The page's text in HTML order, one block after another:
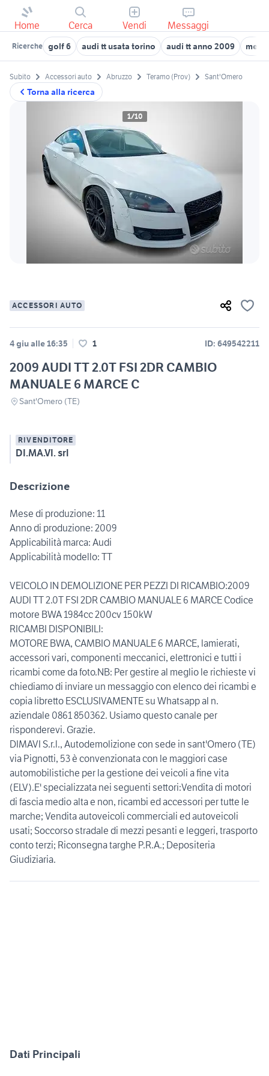
Home Cerca Vendi Messaggi
Ricerche golf 6 audi tt usata torino audi tt anno 2009
Torna alla ricerca
Subito Accessori auto Abruzzo Teramo (Prov) Sant'Omero
1/10
ACCESSORI AUTO
4 giu alle 16:35 1 ID: 649542211
2009 AUDI TT 2.0T FSI 2DR CAMBIO
MANUALE 6 MARCE C
Sant'Omero (TE)
RIVENDITORE
DI.MA.VI. srl
Descrizione
Mese di produzione: 11
Anno di produzione: 2009
Applicabilità marca: Audi
Applicabilità modello: TT
VEICOLO IN DEMOLIZIONE PER PEZZI DI RICAMBIO:2009
AUDI TT 2.0T FSI 2DR CAMBIO MANUALE 6 MARCE Codice
motore BWA 1984cc 200cv 150kW
RICAMBI DISPONIBILI:
MOTORE BWA, CAMBIO MANUALE 6 MARCE, lamierati,
accessori vari, componenti meccanici, elettronici e tutti i
ricambi come da foto.NB: Per gestire al meglio le richieste vi
chiediamo di inviare un messaggio con elenco dei ricambi e
copia libretto ESCLUSIVAMENTE su Whatsapp al n.
aziendale 0861 850362. Usiamo questo canale per
risponderevi. Grazie.
DIMAVI S.r.l., Autodemolizione con sede in sant'Omero (TE)
via Pignotti, 53 è convenzionata con le maggiori case
automobilistiche per la gestione dei veicoli a fine vita
(ELV).E' specializzata nei seguenti settori:Vendita di motori
di fascia medio alta e non, ricambi ed accessori per tutte le
marche; Vendita autoveicoli commerciali ed autoveicoli
usati; Soccorso stradale di mezzi pesanti e leggeri, trasporto
conto terzi; Riconsegna targhe P.R.A.; Depositeria
Giudiziaria.
Dati Principali